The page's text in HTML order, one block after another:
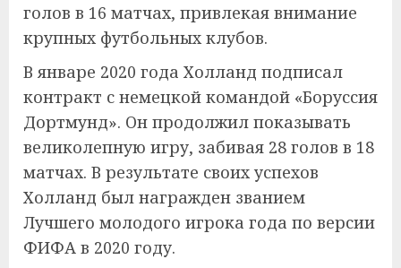
голов в 16 матчах, привлекая внимание
крупных футбольных клубов.
В январе 2020 года Холланд подписал
контракт с немецкой командой «Боруссия
Дортмунд». Он продолжил показывать
великолепную игру, забивая 28 голов в 18
матчах. В результате своих успехов
Холланд был награжден званием
Лучшего молодого игрока года по версии
ФИФА в 2020 году.